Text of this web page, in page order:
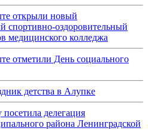
открыли новый
спортивно-оздоровительный
медицинского колледжа
отметили День социального
детства в Алупке
посетила делегация
района Ленинградской